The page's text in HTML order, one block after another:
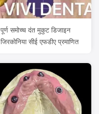
पूर्ण समोच्च दंत मुकुट डिजाइन
जिरकोनिया सीई एफडीए प्रमाणित